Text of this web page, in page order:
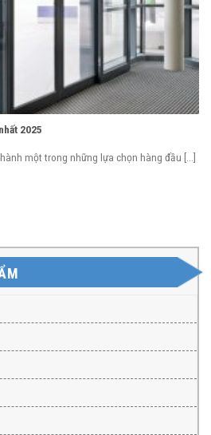
2025
một trong những lựa chọn hàng đầu [...]